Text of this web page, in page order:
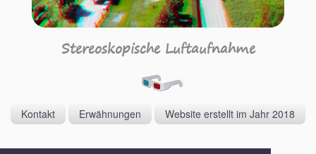
Stereoskopische Luftaufnahme
Kontakt Erwähnungen Website erstellt im Jahr 2018